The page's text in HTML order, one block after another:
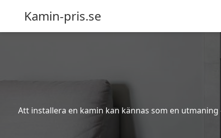
Kamin-pris.se
Att installera en kamin kan kännas som en